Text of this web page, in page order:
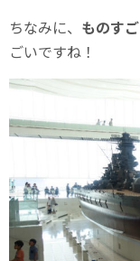
ちなみに、 ものす
ごいですね！